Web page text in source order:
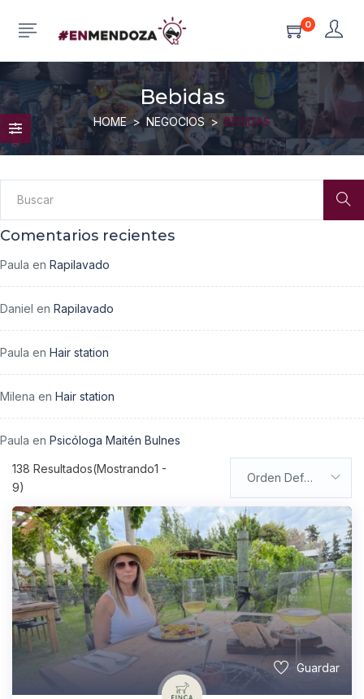
0
Bebidas
HOME NEGOCIOS BEBIDAS
Comentarios recientes
Paula en Rapilavado
Daniel en Rapilavado
Paula en Hair station
Milena en Hair station
Paula en Psicóloga Maitén Bulnes
138 Resultados(Mostrando1 -
9)
Orden Default
Guardar